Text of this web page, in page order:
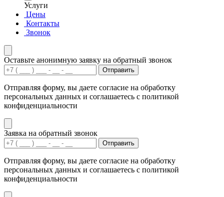
Услуги
Цены
Контакты
Звонок
Оставьте анонимную заявку на обратный звонок
Отправить
Отправляя форму, вы даете согласие на обработку
персональных данных и соглашаетесь с политикой
конфиденциальности
Заявка на обратный звонок
Отправить
Отправляя форму, вы даете согласие на обработку
персональных данных и соглашаетесь с политикой
конфиденциальности